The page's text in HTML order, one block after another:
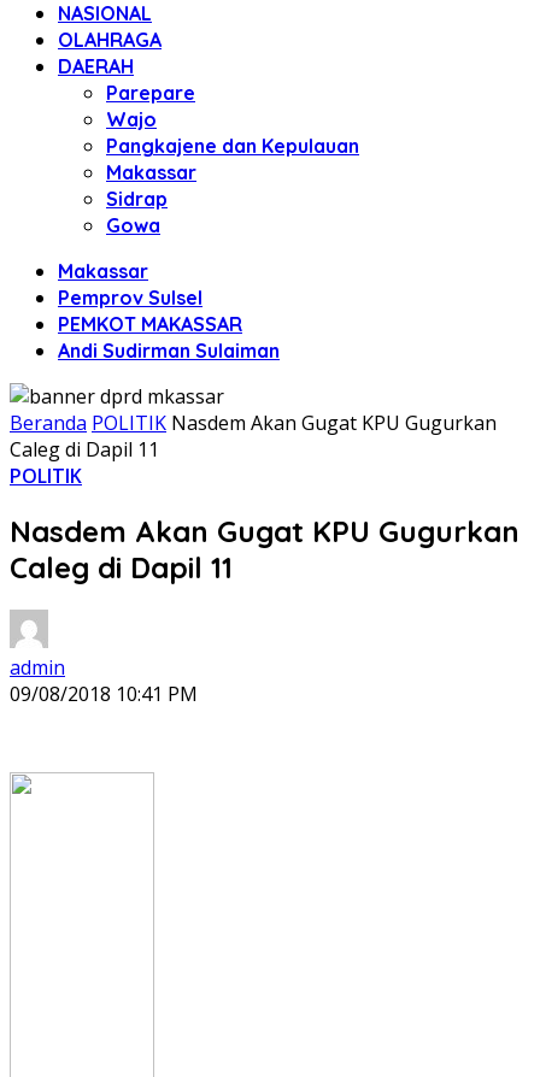
NASIONAL
OLAHRAGA
DAERAH
Parepare
Wajo
Pangkajene dan Kepulauan
Makassar
Sidrap
Gowa
Makassar
Pemprov Sulsel
PEMKOT MAKASSAR
Andi Sudirman Sulaiman
Beranda POLITIK Nasdem Akan Gugat KPU Gugurkan
Caleg di Dapil 11
POLITIK
Nasdem Akan Gugat KPU Gugurkan
Caleg di Dapil 11
admin
09/08/2018 10:41 PM